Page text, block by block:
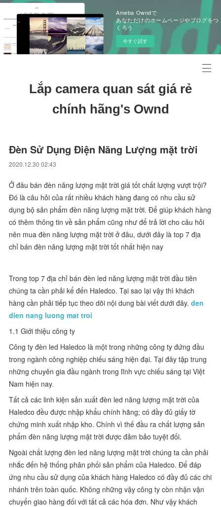
Ameba Owndで
あなただけのホームページやブログをつ
くろう
今すぐ試す
Lắp camera quan sát giá rẻ
chính hãng's Ownd
Đèn Sử Dụng Điện Năng Lượng mặt trời
2020.12.30 02:43
Ở đâu bán đèn năng lượng mặt trời giá tốt chất lượng vượt trội?
Đó là câu hỏi của rất nhiều khách hàng đang có nhu cầu sử
dụng bộ sản phẩm đèn năng lượng mặt trời. Để giúp khách hàng
có thêm thông tin về sản phẩm cũng như để trả lời cho câu hỏi
nên mua đèn năng lượng mặt trời ở đâu, dưới đây là top 7 địa
chỉ bán đèn năng lượng mặt trời tốt nhất hiện nay
Trong top 7 địa chỉ bán đèn led năng lượng mặt trời đầu tiên
chúng ta cần phải kể đến Haledco. Tại sao lại vậy thì khách
hàng cần phải tiếp tục theo dõi nội dung bài viết dưới đây.den
dien nang luong mat troi
1.1 Giới thiệu công ty
Công ty đèn led Haledco là một trong những công ty đứng đầu
trong ngành công nghiệp chiếu sáng hiện đại. Tại đây tập trung
những chuyên gia đầu ngành trong lĩnh vực chiếu sáng tại Việt
Nam hiện nay.
Tất cả các linh kiện sản xuất đèn led năng lượng mặt trời của
Haledco đều được nhập khẩu chính hãng; có đầy đủ giấy tờ
chứng minh xuất nhập kho. Chính vì thế đầu ra chất lượng sản
phẩm đèn năng lượng mặt trời được đảm bảo tuyệt đối.
Ngoài chất lượng đèn led năng lượng mặt trời chúng ta cần phải
nhắc đến hệ thống phân phối sản phẩm của Haledco. Để đáp
ứng nhu cầu sử dụng của khách hàng Haledco có đầy đủ các chi
nhánh trên toàn quốc. Không những vậy công ty còn nhận vận
chuyển giao hàng đối với tất cả các hóa đơn. Như vậy khách